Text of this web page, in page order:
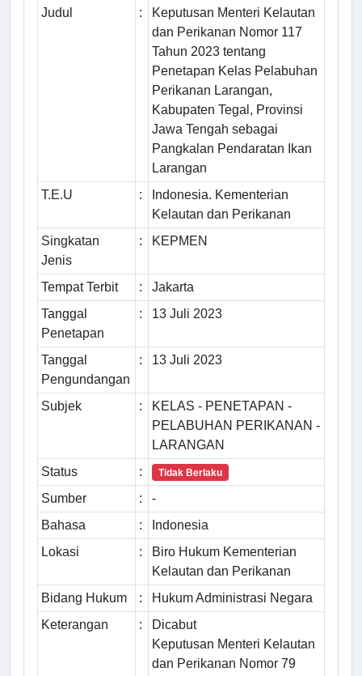
Judul
:
Keputusan Menteri Kelautan
dan Perikanan Nomor 117
Tahun 2023 tentang
Penetapan Kelas Pelabuhan
Perikanan Larangan,
Kabupaten Tegal, Provinsi
Jawa Tengah sebagai
Pangkalan Pendaratan Ikan
Larangan
T.E.U
:
Indonesia. Kementerian
Kelautan dan Perikanan
Singkatan
Jenis
: KEPMEN
Tempat Terbit :
Jakarta
Tanggal
Penetapan
: 13 Juli 2023
Tanggal
Pengundangan
: 13 Juli 2023
Subjek :
KELAS - PENETAPAN -
PELABUHAN PERIKANAN -
LARANGAN
Status
: Tidak Berlaku
Sumber :
-
Bahasa
:
Indonesia
Lokasi
:
Biro Hukum Kementerian
Kelautan dan Perikanan
Bidang Hukum
:
Hukum Administrasi Negara
Keterangan
:
Dicabut
Keputusan Menteri Kelautan
dan Perikanan Nomor 79